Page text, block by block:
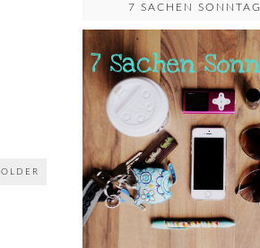
OLDER
7 SACHEN SONNTAG